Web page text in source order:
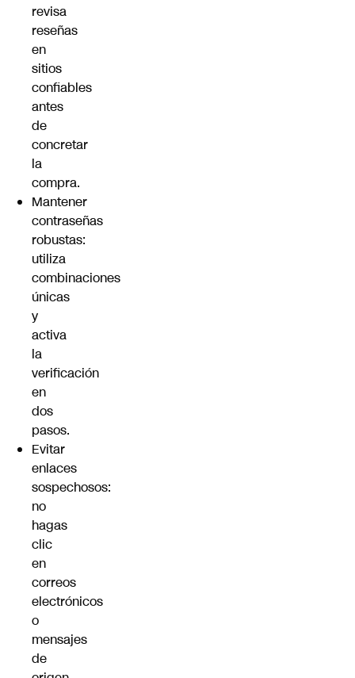
revisa
reseñas
en
sitios
confiables
antes
de
concretar
la
compra.
Mantener
contraseñas
robustas:
utiliza
combinaciones
únicas
y
activa
la
verificación
en
dos
pasos.
Evitar
enlaces
sospechosos:
no
hagas
clic
en
correos
electrónicos
o
mensajes
de